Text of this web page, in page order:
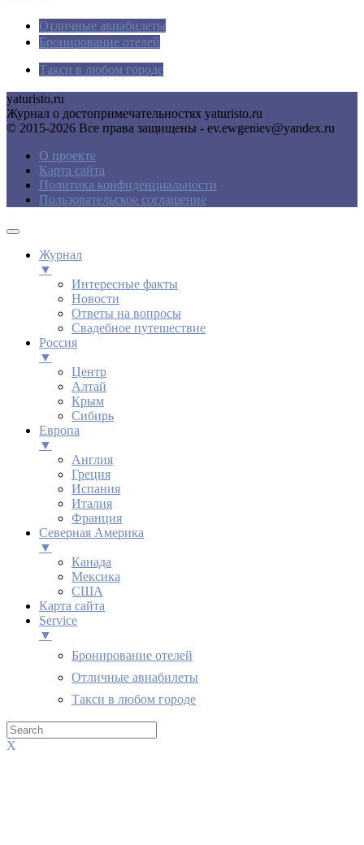
Отличные авиабилеты
Бронирование отелей
Такси в любом городе
yaturisto.ru
Журнал о достопримечательностях yaturisto.ru
© 2015-2026 Все права защищены - ev.ewgeniev@yandex.ru
О проекте
Карта сайта
Политика конфиденциальности
Пользовательское соглашение
Журнал
▼
Интересные факты
Новости
Ответы на вопросы
Свадебное путешествие
Россия
▼
Центр
Алтай
Крым
Сибирь
Европа
▼
Англия
Греция
Испания
Италия
Франция
Северная Америка
▼
Канада
Мексика
США
Карта сайта
Service
▼
Бронирование отелей
Отличные авиабилеты
Такси в любом городе
X